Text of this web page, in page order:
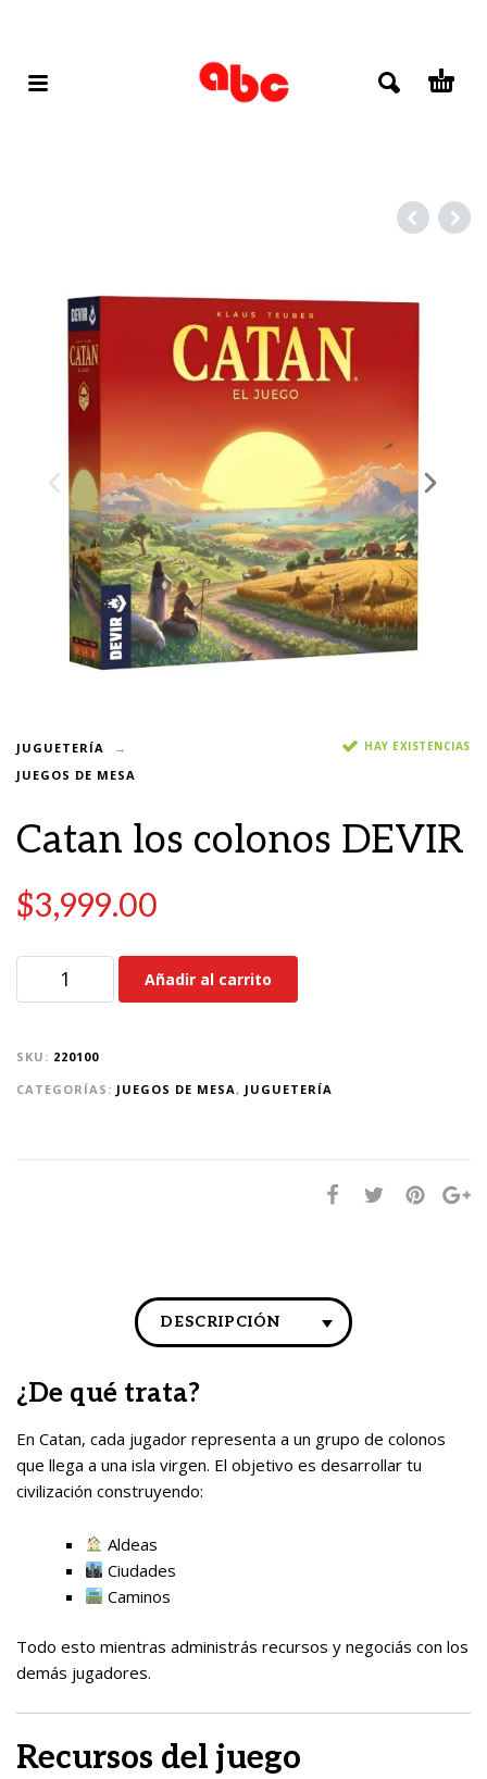
JUGUETERÍA
JUEGOS DE MESA
HAY EXISTENCIAS
Catan los colonos DEVIR
$3,999.00
Añadir al carrito
SKU: 220100
CATEGORÍAS: JUEGOS DE MESA, JUGUETERÍA
DESCRIPCIÓN
¿De qué trata?
En Catan, cada jugador representa a un grupo de colonos
que llega a una isla virgen. El objetivo es desarrollar tu
civilización construyendo:
Aldeas
Ciudades
Caminos
Todo esto mientras administrás recursos y negociás con los
demás jugadores.
Recursos del juego